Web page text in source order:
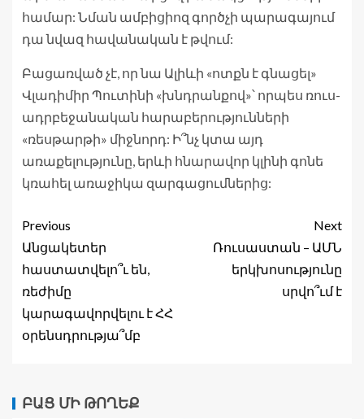
համար: Նման ամբիցիոզ գործչի պարագայում
դա նվազ հավանական է թվում:
Բացառված չէ, որ նա Ալիևի «ոտքն է գնացել»
Վլադիմիր Պուտինի «խնդրանքով»՝ որպես ռուս-
ադրբեջանական հարաբերությունների
«ռեսթարթի» միջնորդ: Ի՞նչ կտա այդ
առաքելությունը, երևի հնարավոր կլինի գոնե
կռահել առաջիկա զարգացումներից:
Previous
Անցակետեր
հաստատվելո՞ւ են,
ռեժիմը
կարագավորվելու է ՀՀ
օրենսդրությա՞մբ
Next
Ռուսաստան – ԱՄՆ
երկխոսությունը
սրվո՞ւմ է
ԲԱՑ ՄԻ ԹՈՂԵՔ